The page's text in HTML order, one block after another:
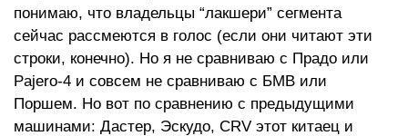
понимаю, что владельцы “лакшери” сегмента
сейчас рассмеются в голос (если они читают эти
строки, конечно). Но я не сравниваю с Прадо или
Pajero-4 и совсем не сравниваю с БМВ или
Поршем. Но вот по сравнению с предыдущими
машинами: Дастер, Эскудо, CRV этот китаец и